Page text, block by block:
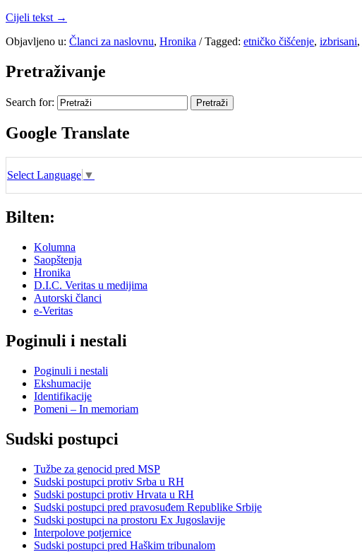
Cijeli tekst →
Objavljeno u: Članci za naslovnu, Hronika /Tagged: etničko čišćenje, izbrisani,
Pretraživanje
Search for:
Google Translate
Select Language ▼
Bilten:
Kolumna
Saopštenja
Hronika
D.I.C. Veritas u medijima
Autorski članci
e-Veritas
Poginuli i nestali
Poginuli i nestali
Ekshumacije
Identifikacije
Pomeni – In memoriam
Sudski postupci
Tužbe za genocid pred MSP
Sudski postupci protiv Srba u RH
Sudski postupci protiv Hrvata u RH
Sudski postupci pred pravosuđem Republike Srbije
Sudski postupci na prostoru Ex Jugoslavije
Interpolove potjernice
Sudski postupci pred Haškim tribunalom